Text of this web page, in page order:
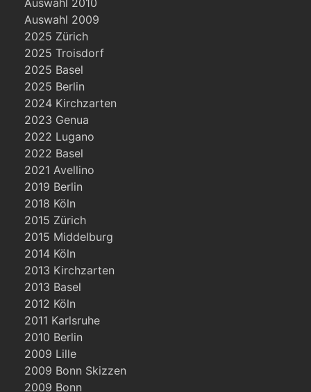
Auswahl 2010
Auswahl 2009
2025 Zürich
2025 Troisdorf
2025 Basel
2025 Berlin
2024 Kirchzarten
2023 Genua
2022 Lugano
2022 Basel
2021 Avellino
2019 Berlin
2018 Köln
2015 Zürich
2015 Middelburg
2014 Köln
2013 Kirchzarten
2013 Basel
2012 Köln
2011 Karlsruhe
2010 Berlin
2009 Lille
2009 Bonn Skizzen
2009 Bonn